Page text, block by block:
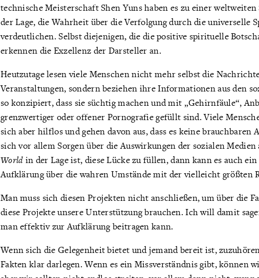
technische Meisterschaft Shen Yuns haben es zu einer
der Lage, die Wahrheit über die Verfolgung durch die universelle
verdeutlichen. Selbst diejenigen, die die positive spirituelle
erkennen die Exzellenz der Darsteller an.
Heutzutage lesen viele Menschen nicht mehr selbst die
Veranstaltungen, sondern beziehen ihre Informationen aus den
so konzipiert, dass sie süchtig machen und mit „Gehirnfäule“,
grenzwertiger oder offener Pornografie gefüllt sind. Viele
sich aber hilflos und gehen davon aus, dass es keine
sich vor allem Sorgen über die Auswirkungen der sozialen
World in der Lage ist, diese Lücke zu füllen, dann kann es auch
Aufklärung über die wahren Umstände mit der vielleicht größten
Man muss sich diesen Projekten nicht anschließen, um über die
diese Projekte unsere Unterstützung brauchen. Ich will damit
man effektiv zur Aufklärung beitragen kann.
Wenn sich die Gelegenheit bietet und jemand bereit ist,
Fakten klar darlegen. Wenn es ein Missverständnis gibt, können